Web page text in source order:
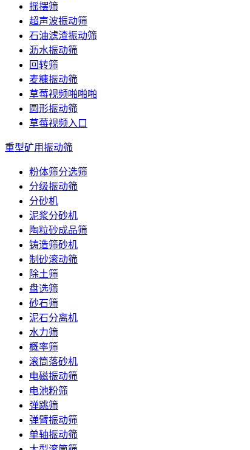
摇摆筛
超声波振动筛
石油滤渣振动筛
沥水振动筛
回转筛
麦糠振动筛
草莓视频啪啪啪
圆形振动筛
草莓视频入口
重型矿用振动筛
粉体筛分选筛
分级振动筛
分砂机
泥浆分砂机
陶粒砂成品筛
铸造筛砂机
制砂滚动筛
除土筛
盘选筛
砂石筛
泥石分离机
水力筛
概率筛
滚筒落砂机
电磁振动筛
电池粉筛
弹跳筛
弹臂振动筛
单轴振动筛